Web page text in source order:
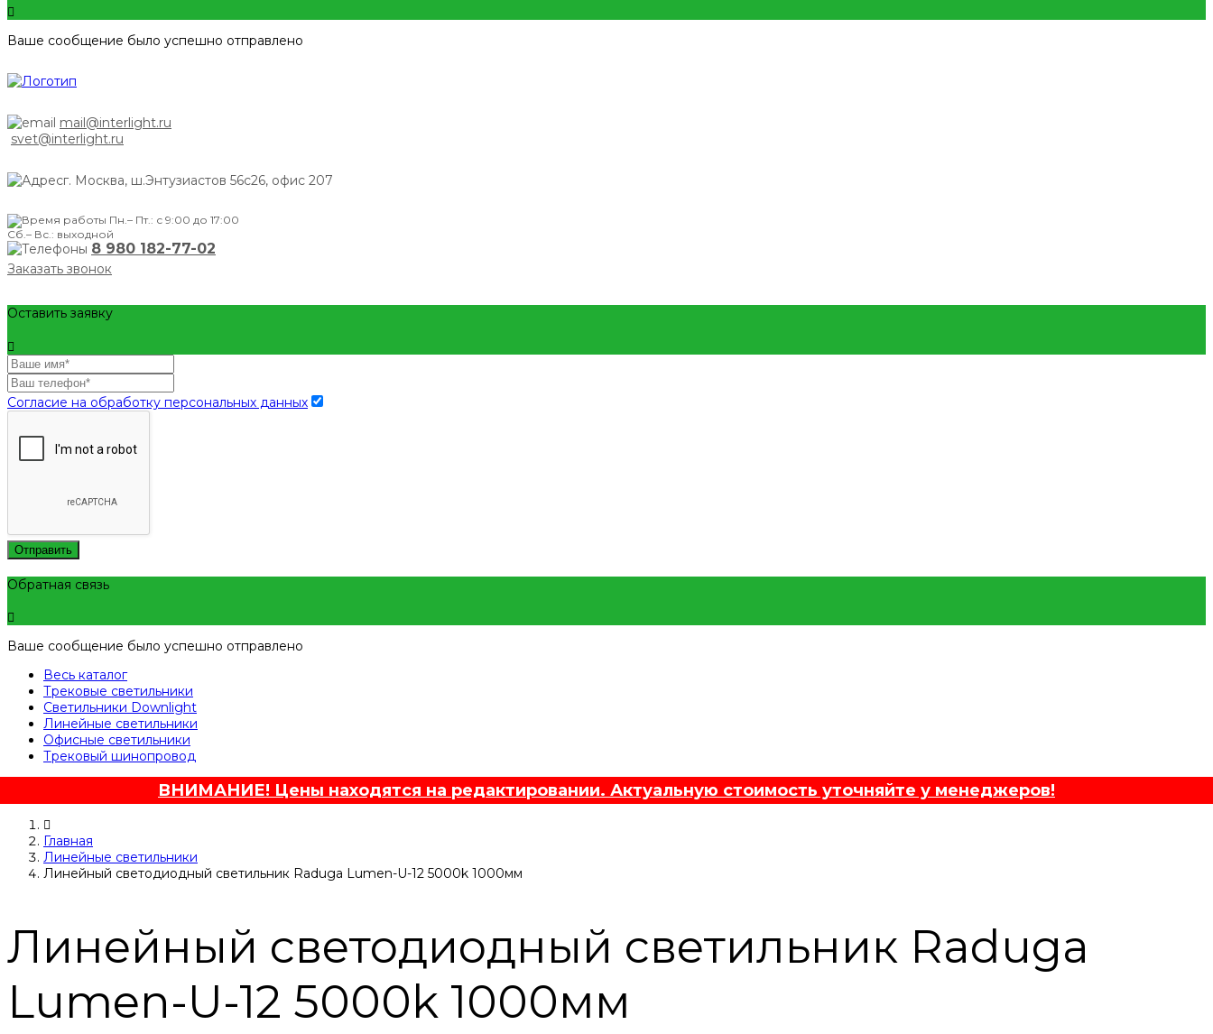
Ваше сообщение было успешно отправлено
mail@interlight.ru
svet@interlight.ru
г. Москва, ш.Энтузиастов 56с26, офис 207
Пн.– Пт.: с 9:00 до 17:00
Сб.– Вс.: выходной
8 980 182-77-02
Заказать звонок
Оставить заявку
Согласие на обработку персональных данных
Отправить
Обратная связь
Ваше сообщение было успешно отправлено
Весь каталог
Трековые светильники
Светильники Downlight
Линейные светильники
Офисные светильники
Трековый шинопровод
ВНИМАНИЕ! Цены находятся на редактировании. Актуальную стоимость уточняйте у менеджеров!
Главная
Линейные светильники
Линейный светодиодный светильник Raduga Lumen-U-12 5000k 1000мм
Линейный светодиодный светильник Raduga
Lumen-U-12 5000k 1000мм